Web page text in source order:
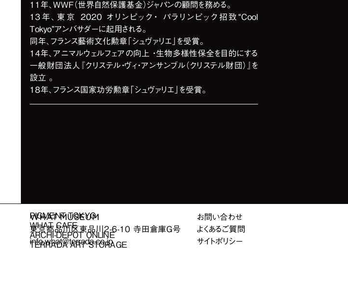
11年、WWF（世界自然保護基金）ジャパンの顧問を務める。
13年、東京 2020 オリンピック・ パラリンピック招致“Cool
Tokyo”アンバサダーに起用される。
同年、フランス藝術文化勲章「シュヴァリエ」を受賞。
14年、アニマルウェルフェアの向上 ・生物多様性保全を目的にする
一般財団法人『クリステル・ヴィ・アンサンブル（クリステル財団）』を
設立 。
18年、フランス国家功労勲章「シュヴァリエ」を受賞。
お問い合わせ
よくあるご質問
サイトポリシー
WHAT MUSEUM
東京都品川区東品川 2-6-10 寺田倉庫G号
info.what@terrada.co.jp
PIGMENT TOKYO
WHAT CAFE
ARCHI-DEPOT ONLINE
TERRADA ART STORAGE